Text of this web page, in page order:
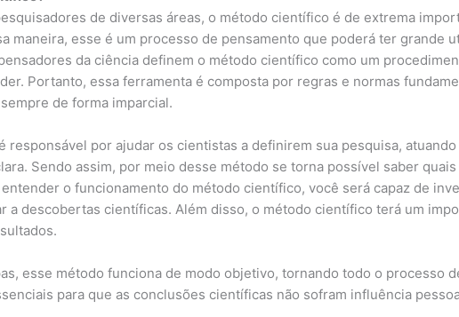
de diversas áreas, o método científico é de extrema
maneira, esse é um processo de pensamento que poderá ter grande
da ciência definem o método científico como um
Portanto, essa ferramenta é composta por regras e normas
de forma imparcial.
responsável por ajudar os cientistas a definirem sua pesquisa,
Sendo assim, por meio desse método se torna possível saber
o funcionamento do método científico, você será capaz de
a descobertas científicas. Além disso, o método científico terá um
esse método funciona de modo objetivo, tornando todo o processo
para que as conclusões científicas não sofram influência